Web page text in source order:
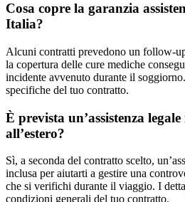
Cosa copre la garanzia
Italia?
Alcuni contratti prevedono un follow-
la copertura delle cure mediche
incidente avvenuto durante il
specifiche del tuo contratto.
È prevista un’assistenza
all’estero?
Sì, a seconda del contratto scelto,
inclusa per aiutarti a gestire una
che si verifichi durante il viaggio. I
condizioni generali del tuo contratto.